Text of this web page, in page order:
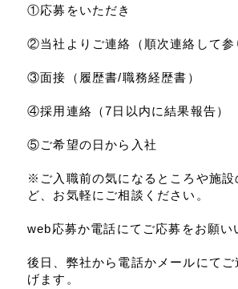
①応募をいただき
②当社よりご連絡（順次連絡して参
③面接（履歴書/職務経歴書）
④採用連絡（7日以内に結果報告）
⑤ご希望の日から入社
※ご入職前の気になるところや施設
ど、お気軽にご相談ください。
web応募か電話にてご応募をお願い
後日、弊社から電話かメールにてご
げます。